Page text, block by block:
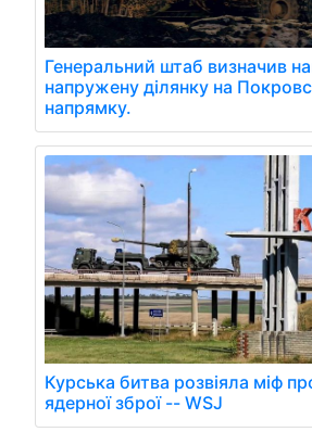
Генеральний штаб визначив
напружену ділянку на
напрямку.
Курська битва розвіяла міф
ядерної зброї -- WSJ